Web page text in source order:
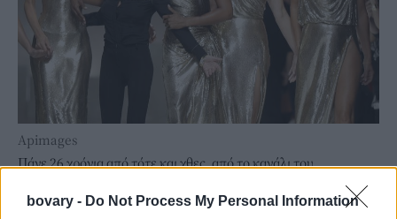
bovary - Do Not Process My Personal Information
Apimages
Πάνε 26 χρόνια από τότε και χθες, από το κανάλι του
δόθηκε στη δημοσιότητα ένα βίντεο
με κομμένες σκηνές καιαποσπάσματα από τα γυρίσματαπου